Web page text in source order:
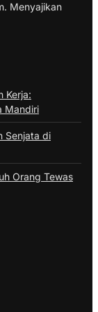
Menyajikan
Kerja:
Mandiri
Senjata di
Orang Tewas